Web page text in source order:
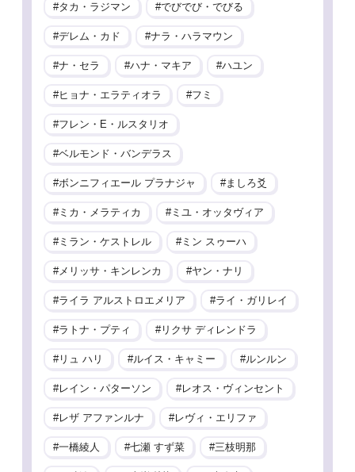
タカ・ラジマン でびでび・でびる
デレム・カド ナラ・ハラマウン
ナ・セラ ハナ・マキア ハユン
ヒョナ・エラティオラ フミ
フレン・E・ルスタリオ
ベルモンド・バンデラス
ボンニフィエール プラナジャ ましろ爻
ミカ・メラティカ ミユ・オッタヴィア
ミラン・ケストレル ミン スゥーハ
メリッサ・キンレンカ ヤン・ナリ
ライラ アルストロエメリア ライ・ガリレイ
ラトナ・プティ リクサ ディレンドラ
リュ ハリ ルイス・キャミー ルンルン
レイン・パターソン レオス・ヴィンセント
レザ アファンルナ レヴィ・エリファ
一橋綾人 七瀬 すず菜 三枝明那